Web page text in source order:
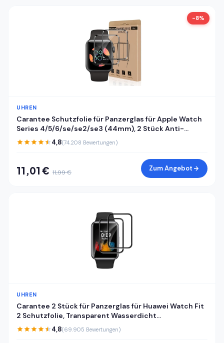
-8%
UHREN
Carantee Schutzfolie für Panzerglas für Apple Watch
Series 4/5/6/se/se2/se3 (44mm), 2 Stück Anti-
Kratzen Displayfolie, 3D Kante, Sensible Berührung, HD
Blasenfrei Apple Watch 44mm Displayschutzfolie
4,8(74.208 Bewertungen)
11,01 € 11,99 € Zum Angebot
UHREN
Carantee 2 Stück für Panzerglas für Huawei Watch Fit
2 Schutzfolie, Transparent Wasserdicht
Displayschutzfolie für Huawei Watch Fit 2, Stoßfeste
Sensitive Touch Antifouling Schutzglas Folie
4,8(69.905 Bewertungen)